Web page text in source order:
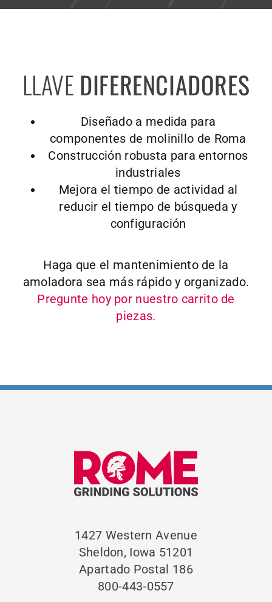
LLAVE DIFERENCIADORES
Diseñado a medida para
componentes de molinillo de Roma
Construcción robusta para entornos
industriales
Mejora el tiempo de actividad al
reducir el tiempo de búsqueda y
configuración
Haga que el mantenimiento de la
amoladora sea más rápido y organizado.
Pregunte hoy por nuestro carrito de
piezas.
1427 Western Avenue
Sheldon, Iowa 51201
Apartado Postal 186
800-443-0557